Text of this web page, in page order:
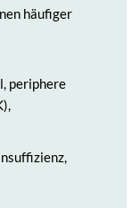
häufiger
periphere